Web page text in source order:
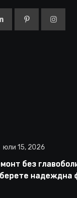
юли 15, 2026
без
надеждна